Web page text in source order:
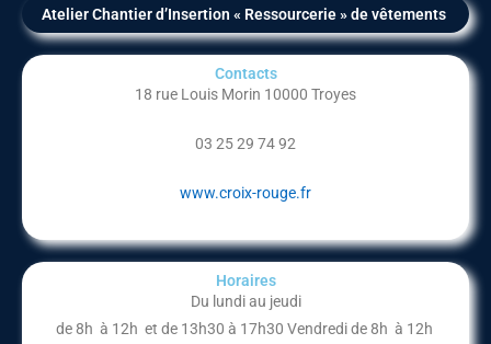
Atelier Chantier d’Insertion « Ressourcerie » de vêtements
Contacts
18 rue Louis Morin 10000 Troyes
03 25 29 74 92
www.croix-rouge.fr
Horaires
Du lundi au jeudi
de 8h à 12h et de 13h30 à 17h30 Vendredi de 8h à 12h